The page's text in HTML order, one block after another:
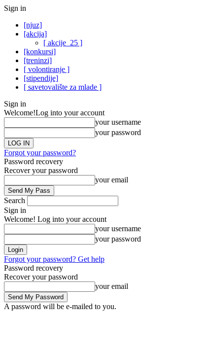
Sign in
[njuz]
[akcija]
[ akcije_25 ]
[konkursi]
[treninzi]
[ volontiranje ]
[stipendije]
[ savetovalište za mlade ]
Sign in
Welcome!Log into your account
your username
your password
Forgot your password?
Password recovery
Recover your password
your email
Search
Sign in
Welcome! Log into your account
your username
your password
Forgot your password? Get help
Password recovery
Recover your password
your email
A password will be e-mailed to you.